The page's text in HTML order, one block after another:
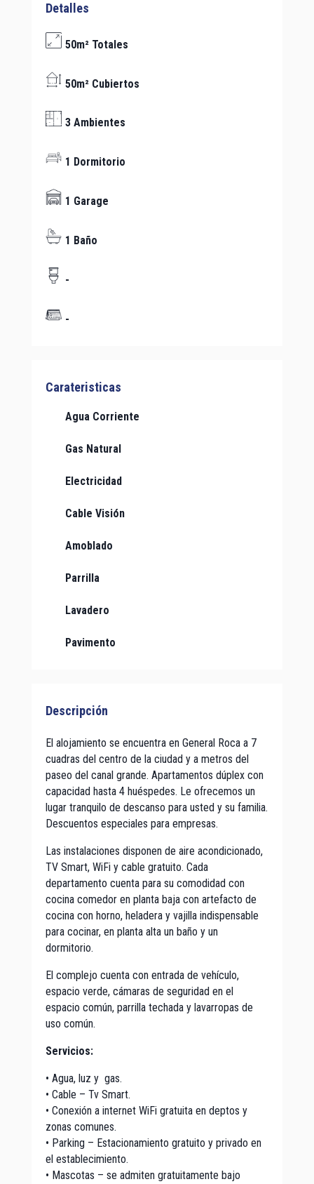
Detalles
50m² Totales
50m² Cubiertos
3 Ambientes
1 Dormitorio
1 Garage
1 Baño
-
-
Carateristicas
Agua Corriente
Gas Natural
Electricidad
Cable Visión
Amoblado
Parrilla
Lavadero
Pavimento
Descripción
El alojamiento se encuentra en General Roca a 7
cuadras del centro de la ciudad y a metros del
paseo del canal grande. Apartamentos dúplex con
capacidad hasta 4 huéspedes. Le ofrecemos un
lugar tranquilo de descanso para usted y su familia.
Descuentos especiales para empresas.
Las instalaciones disponen de aire acondicionado,
TV Smart, WiFi y cable gratuito. Cada
departamento cuenta para su comodidad con
cocina comedor en planta baja con artefacto de
cocina con horno, heladera y vajilla indispensable
para cocinar, en planta alta un baño y un
dormitorio.
El complejo cuenta con entrada de vehículo,
espacio verde, cámaras de seguridad en el
espacio común, parrilla techada y lavarropas de
uso común.
Servicios:
• Agua, luz y gas.
• Cable – Tv Smart.
• Conexión a internet WiFi gratuita en deptos y
zonas comunes.
• Parking – Estacionamiento gratuito y privado en
el establecimiento.
• Mascotas – se admiten gratuitamente bajo